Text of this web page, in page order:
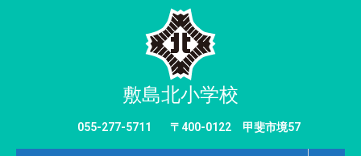
敷島北小学校
055-277-5711 〒400-0122 甲斐市境57